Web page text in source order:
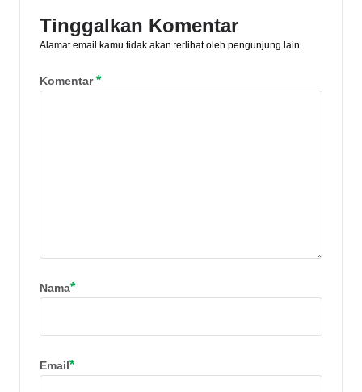
Tinggalkan Komentar
Alamat email kamu tidak akan terlihat oleh pengunjung lain.
Komentar*
Nama*
Email*